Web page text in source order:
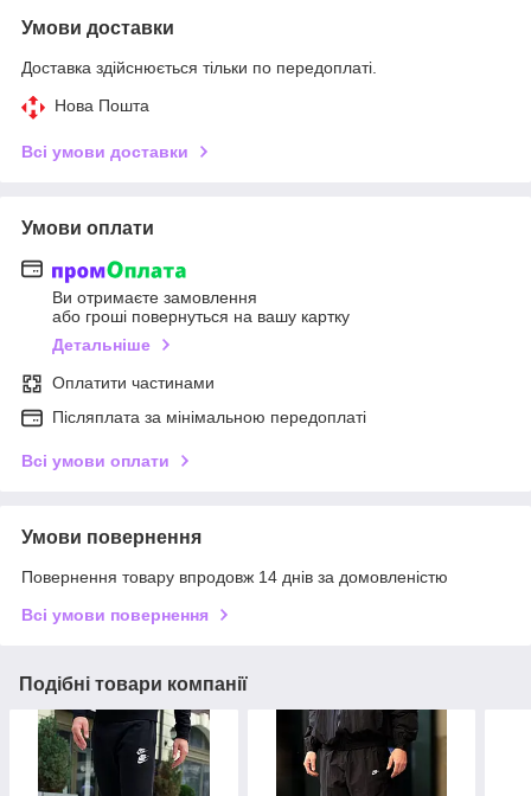
Умови доставки
Доставка здійснюється тільки по передоплаті.
Нова Пошта
Всі умови доставки
Умови оплати
Ви отримаєте замовлення
або гроші повернуться на вашу картку
Детальніше
Оплатити частинами
Післяплата за мінімальною передоплаті
Всі умови оплати
Умови повернення
Повернення товару впродовж 14 днів за домовленістю
Всі умови повернення
Подібні товари компанії